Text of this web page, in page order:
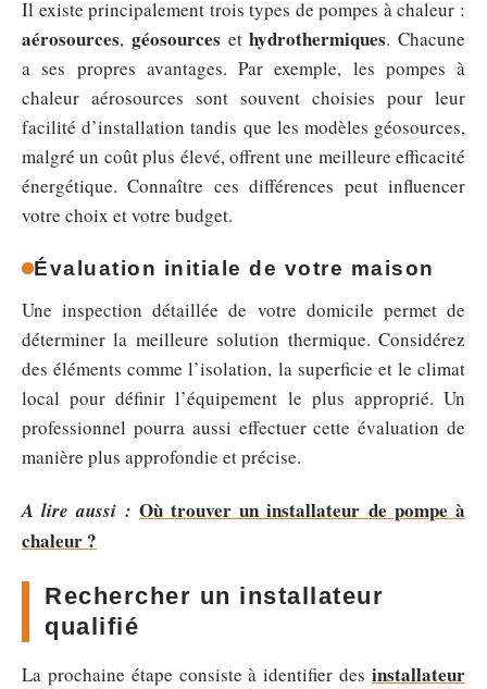
Il existe principalement trois types de pompes à chaleur :
aérosources, géosources ethydrothermiques. Chacune
a ses propres avantages. Par exemple, les pompes à
chaleur aérosources sont souvent choisies pour leur
facilité d’installation tandis que les modèles géosources,
malgré un coût plus élevé, offrent une meilleure efficacité
énergétique. Connaître ces différences peut influencer
votre choix et votre budget.
Évaluation initiale de votre maison
Une inspection détaillée de votre domicile permet de
déterminer la meilleure solution thermique. Considérez
des éléments comme l’isolation, la superficie et le climat
local pour définir l’équipement le plus approprié. Un
professionnel pourra aussi effectuer cette évaluation de
manière plus approfondie et précise.
A lire aussi : Où trouver un installateur de pompe à
chaleur ?
Rechercher un installateur
qualifié
La prochaine étape consiste à identifier des installateur